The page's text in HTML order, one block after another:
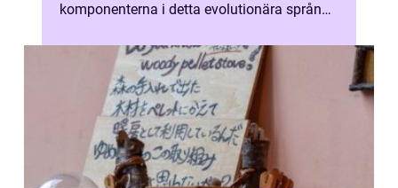
komponenterna i detta evolutionära språng